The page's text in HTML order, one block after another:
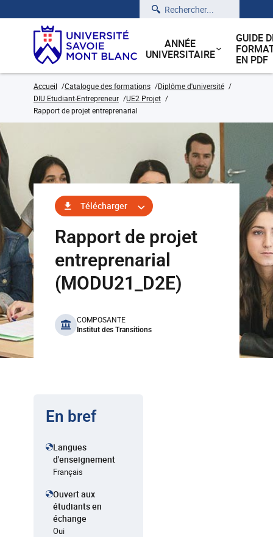
Rechercher
ANNÉE
UNIVERSITAIRE
GUIDE
EN PDF
Accueil Catalogue des formations
Diplôme d'université
DIU Etudiant-Entrepreneur
UE2 Projet
Rapport de projet entreprenarial
Télécharger
Rapport de projet
entreprenarial
(MODU21_D2E)
benefits
COMPOSANTE
Institut des Transitions
En bref
Langues
d'enseignement
Français
Ouvert aux
étudiants en
échange
Oui